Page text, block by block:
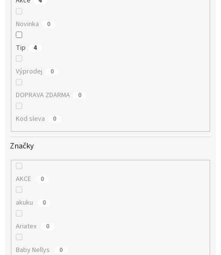
Novinka 0
Tip 4
Výprodej 0
DOPRAVA ZDARMA 0
Kod sleva 0
Značky
AKCE 0
akuku 0
Ariatex 0
Baby Nellys 0